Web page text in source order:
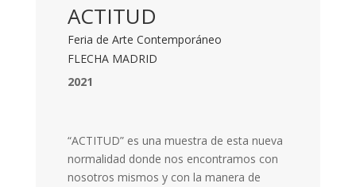
ACTITUD
Feria de Arte Contemporáneo
FLECHA MADRID
2021
“ACTITUD” es una muestra de esta nueva
normalidad donde nos encontramos con
nosotros mismos y con la manera de